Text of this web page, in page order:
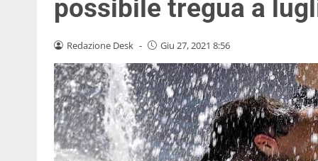
possibile tregua a
Redazione Desk - Giu 27, 2021 8:56